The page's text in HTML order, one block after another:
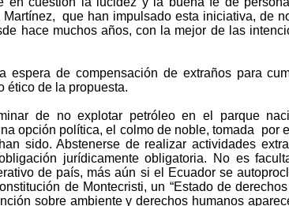
que han impulsado esta iniciativa, de
hace muchos años, con la mejor de las
espera de compensación de extraños para
ético de la propuesta.
de no explotar petróleo en el parque
opción política, el colmo de noble, tomada por
sido. Abstenerse de realizar actividades
jurídicamente obligatoria. No es
de país, más aún si el Ecuador se
de Montecristi, un “Estado de
sobre ambiente y derechos humanos